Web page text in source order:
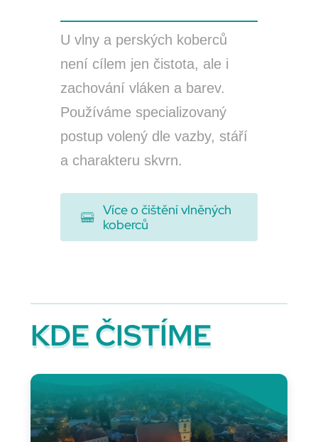
U vlny a perských koberců
není cílem jen čistota, ale i
zachování vláken a barev.
Používáme specializovaný
postup volený dle vazby, stáří
a charakteru skvrn.
Více o čištění vlněných
koberců
KDE ČISTÍME